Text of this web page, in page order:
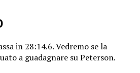
in 28:14.6. Vedremo se la
a guadagnare su Peterson.